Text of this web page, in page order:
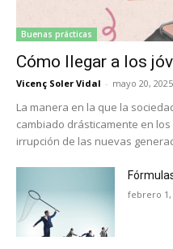
Buenas prácticas
Cómo llegar a los
Vicenç Soler Vidal - mayo 20, 2025
La manera en la que la
cambiado drásticamente en
irrupción de las nuevas
febrero 1,